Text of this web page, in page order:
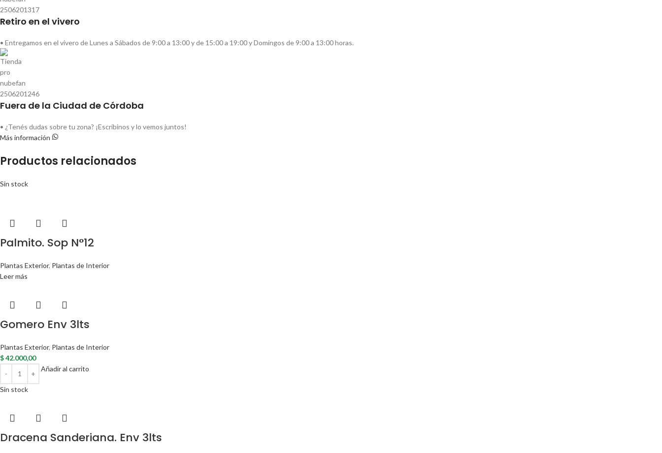
Retiro en el vivero
• Entregamos en el vivero de Lunes a Sábados de 9:00 a 13:00 y de 15:00 a 19:00 y Domingos de 9:00 a 13:00 horas.
Fuera de la Ciudad de Córdoba
• ¿Tenés dudas sobre tu zona? ¡Escribinos y lo vemos juntos!
Más información
Productos relacionados
Sin stock
Palmito. Sop N°12
Plantas Exterior, Plantas de Interior
Leer más
Gomero Env 3lts
Plantas Exterior, Plantas de Interior
$42.000,00
Añadir al carrito
Sin stock
Dracena Sanderiana. Env 3lts